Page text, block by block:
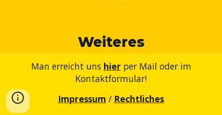
Weiteres
Man erreicht uns hierper Mail oder im
Kontaktformular!
Impressum / Rechtliches